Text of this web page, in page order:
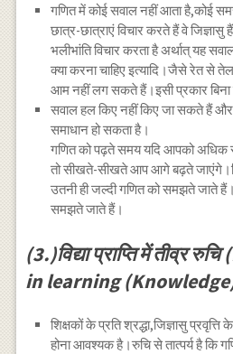
गणित में कोई सवाल नहीं आता है,कोई
छात्र-छात्राएं विचार करते हैं वे
भलीभांति विचार करता है अर्थात् यह
क्या करना चाहिए इत्यादि।जैसे रेत से
आम नहीं लग सकते हैं।इसी प्रकार बिना
सवाल हल किए नहीं किए जा सकते हैं
समाधान हो सकता है।
गणित को पढ़ते समय यदि आपको अधिक
तो सीखते-सीखते आप आगे बढ़ते
उतनी ही जल्दी गणित को समझते जाते
समझते जाते हैं।
(3.)विद्या प्राप्ति में तीव्र
in learning
शिक्षकों के प्रति श्रद्धा,जिज्ञासु प्रवृत्ति
होना आवश्यक है।रुचि से तात्पर्य है कि